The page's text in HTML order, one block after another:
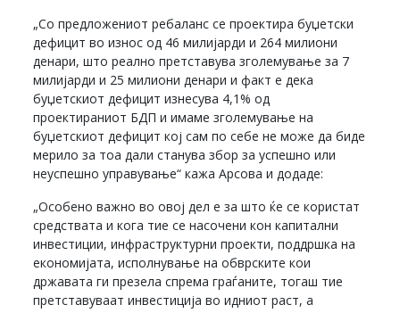
„Со предложениот ребаланс се проектира буџетски
дефицит во износ од 46 милијарди и 264 милиони
денари, што реално претставува зголемување за 7
милијарди и 25 милиони денари и факт е дека
буџетскиот дефицит изнесува 4,1% од
проектираниот БДП и имаме зголемување на
буџетскиот дефицит кој сам по себе не може да биде
мерило за тоа дали станува збор за успешно или
неуспешно управување“ кажа Арсова и додаде:
„Особено важно во овој дел е за што ќе се користат
средствата и кога тие се насочени кон капитални
инвестиции, инфраструктурни проекти, поддршка на
економијата, исполнување на обврските кои
државата ги презела спрема граѓаните, тогаш тие
претставуваат инвестиција во идниот раст, а